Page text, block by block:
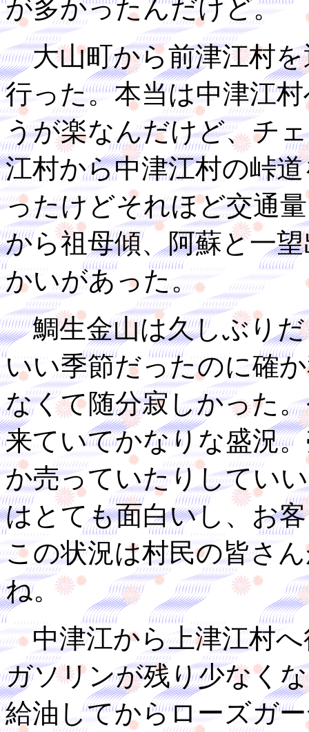
が多かったんだけど。
大山町から前津江村を
行った。本当は中津江
うが楽なんだけど、チ
江村から中津江村の峠
ったけどそれほど交通
から祖母傾、阿蘇と一
かいがあった。
鯛生金山は久しぶりだ
いい季節だったのに確
なくて随分寂しかった
来ていてかなりな盛況
か売っていたりしてい
はとても面白いし、お
この状況は村民の皆さ
ね。
中津江から上津江村へ
ガソリンが残り少なく
給油してからローズガ